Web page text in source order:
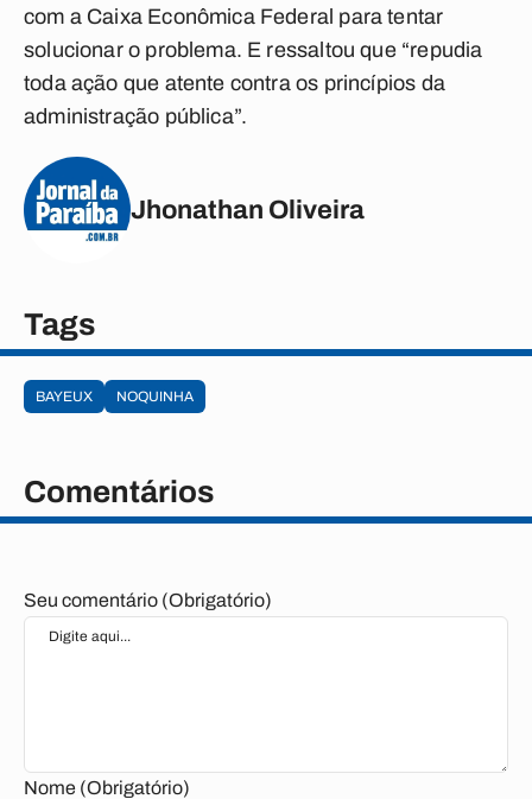
com a Caixa Econômica Federal para tentar
solucionar o problema. E ressaltou que “repudia
toda ação que atente contra os princípios da
administração pública”.
Jhonathan Oliveira
Tags
BAYEUX NOQUINHA
Comentários
Seu comentário (Obrigatório)
Nome (Obrigatório)